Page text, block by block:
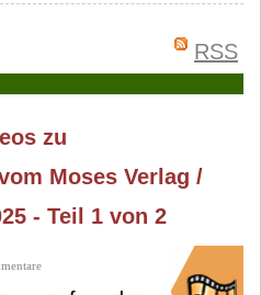
RSS
zu
Moses Verlag /
- Teil 1 von 2